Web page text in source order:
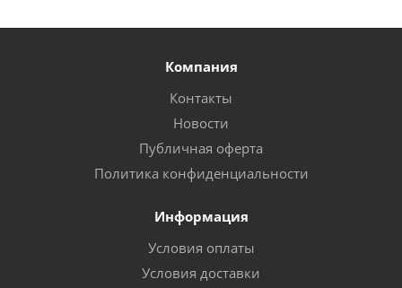
Компания
Контакты
Новости
Публичная оферта
Политика конфиденциальности
Информация
Условия оплаты
Условия доставки